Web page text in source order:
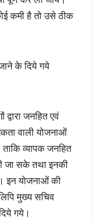
कमी है तो उसे ठीक
के दिये गये
द्वारा जनहित एवं
वाली योजनाओं
व्यापक जनहित
जा सके तथा इनकी
इन योजनाओं की
मुख्य सचिव
गये।